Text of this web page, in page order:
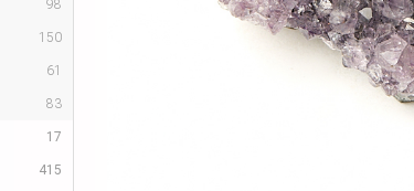
98
150
61
83
17
415